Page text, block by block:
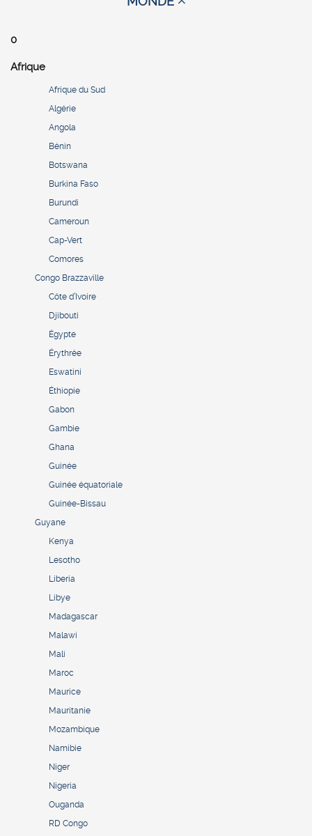
0
Afrique
Afrique du Sud
Algérie
Angola
Bénin
Botswana
Burkina Faso
Burundi
Cameroun
Cap-Vert
Comores
Congo Brazzaville
Côte d’Ivoire
Djibouti
Égypte
Érythrée
Eswatini
Éthiopie
Gabon
Gambie
Ghana
Guinée
Guinée équatoriale
Guinée-Bissau
Guyane
Kenya
Lesotho
Liberia
Libye
Madagascar
Malawi
Mali
Maroc
Maurice
Mauritanie
Mozambique
Namibie
Niger
Nigeria
Ouganda
RD Congo